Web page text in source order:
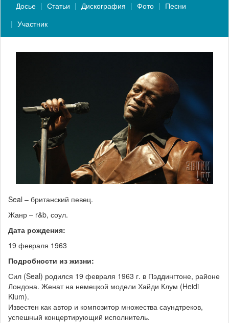
Досье Статьи Дискография Фото
Песни
Участник
Seal – британский певец.
Жанр – r&b, соул.
Дата рождения:
19 февраля 1963
Подробности из жизни:
Сил (Seal) родился 19 февраля 1963 г. в Пэддингтоне, районе
Лондона. Женат на немецкой модели Хайди Клум (Heidi
Klum).
Известен как автор и композитор множества саундтреков,
успешный концертирующий исполнитель.